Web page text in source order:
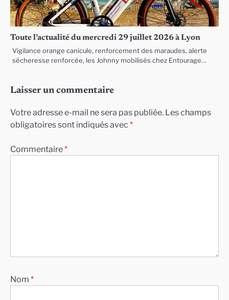
Toute l’actualité du mercredi 29 juillet 2026 à Lyon
Vigilance orange canicule, renforcement des maraudes, alerte
sécheresse renforcée, les Johnny mobilisés chez Entourage…
Laisser un commentaire
Votre adresse e-mail ne sera pas publiée. Les champs
obligatoires sont indiqués avec *
Commentaire*
Nom *